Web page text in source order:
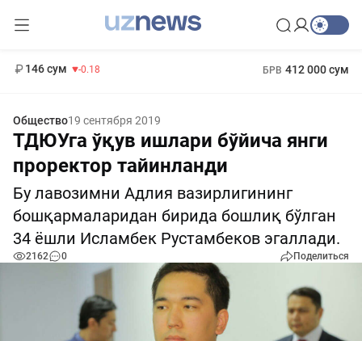
146 сум -0.18 БРВ 412 000 сум
Общество19 сентября 2019
ТДЮУга ўқув ишлари бўйича янги
проректор тайинланди
Бу лавозимни Адлия вазирлигининг
бошқармаларидан бирида бошлиқ бўлган
34 ёшли Исламбек Рустамбеков эгаллади.
2162 0 Поделиться